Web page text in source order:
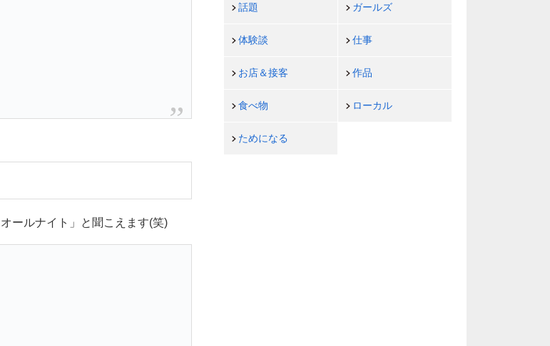
ールナイト」と聞こえます(笑)
話題 ガールズ
体験談 仕事
お店＆接客 作品
食べ物 ローカル
ためになる